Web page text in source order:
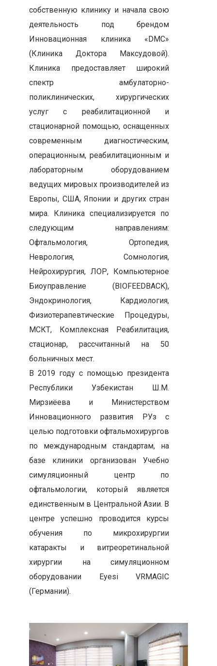
собственную клинику и начала свою
деятельность под брендом
Инновационная клиника «DMC»
(Клиника Доктора Максудовой).
Клиника предоставляет широкий
спектр амбулаторно-
поликлинических, хирургических
услуг с реабилитационной и
стационарной помощью, оснащенных
современным диагностическим,
операционным, реабилитационным и
лабораторным оборудованием
ведущих мировых производителей из
Европы, США, Японии и других стран
мира. Клиника специализируется по
следующим направлениям:
Офтальмология, Ортопедия,
Неврология, Сомнология,
Нейрохирургия, ЛОР, Компьютерное
Биоуправление (BIOFEEDBACK),
Эндокринология, Кардиология,
Физиотерапевтические Процедуры,
МСКТ, Комплексная Реабилитация,
стационар, рассчитанный на 50
больничных мест.
В 2019 году с помощью президента
Республики Узбекистан Ш.М.
Мирзиёева и Министерством
Инновационного развития РУз с
целью подготовки офтальмохирургов
по международным стандартам, на
базе клиники организован Учебно
симуляционный центр по
офтальмологии, который является
единственным в Центральной Азии. В
центре успешно проводится курсы
обучения по микрохирургии
катаракты и витреоретинальной
хирургии на симуляционном
оборудовании Eyesi VRMAGIC
(Германии).